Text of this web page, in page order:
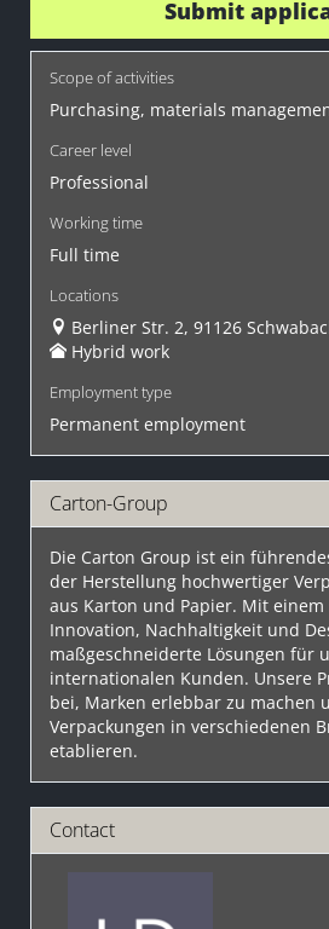
Submit
Scope of activities
Purchasing, materials
Career level
Professional
Working time
Full time
Locations
Berliner Str. 2, 91126
Hybrid work
Employment type
Permanent employment
Carton-Group
Die Carton Group ist ein
der Herstellung hochwertiger
aus Karton und Papier. Mit einem
Innovation, Nachhaltigkeit und
maßgeschneiderte Lösungen für
internationalen Kunden. Unsere
bei, Marken erlebbar zu machen
Verpackungen in verschiedenen
etablieren.
Contact